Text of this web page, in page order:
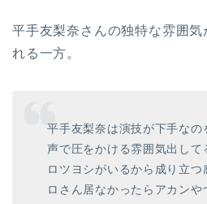
平手友梨奈さんの独特な雰囲気
れる一方。
平手友梨奈は演技が下手なの
声で圧をかける雰囲気出して
ロツヨシがいるから成り立つ
ロさん居なかったらアカンや